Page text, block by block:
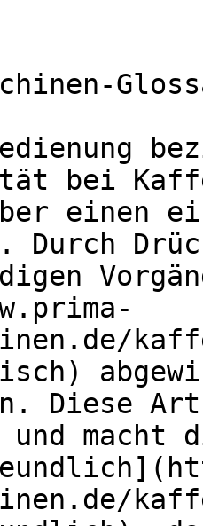
bei
einen
Durch
Diese
macht